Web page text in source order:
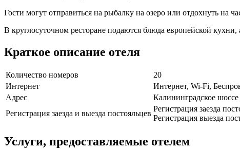
Гости могут отправиться на рыбалку на озеро или отдохнуть на
В круглосуточном ресторане подаются блюда европейской кухни,
Краткое описание отеля
Количество номеров
20
Интернет
Интернет, Wi-Fi,
Адрес
Калининградское шоссе
Регистрация заезда и выезда постояльцев
Регистрация заезда
Регистрация выезда
Услуги, предоставляемые отелем